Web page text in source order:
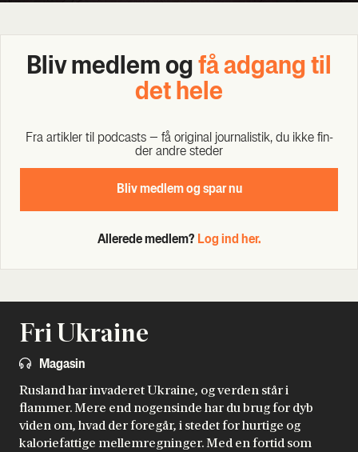
Bliv med­lem og få adgang til
det hele
Fra artik­ler til podcasts – få ori­gi­nal jour­na­li­stik, du ikke fin­
der andre ste­der
Bliv med­lem og spar nu
Allerede medlem? Log ind her.
Fri Ukraine
Magasin
Rusland har invaderet Ukraine, og verden står i
flammer. Mere end nogensinde har du brug for dyb
viden om, hvad der foregår, i stedet for hurtige og
kaloriefattige mellemregninger. Med en fortid som